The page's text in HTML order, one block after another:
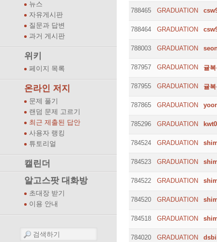
뉴스
자유게시판
질문과 답변
과거 게시판
위키
페이지 목록
온라인 저지
문제 풀기
랜덤 문제 고르기
최근 제출된 답안
사용자 랭킹
튜토리얼
캘린더
알고스팟 대화방
초대장 받기
이용 안내
788465 GRADUATION
788464 GRADUATION
788003 GRADUATION
787957 GRADUATION 귤
787955 GRADUATION 귤
787865 GRADUATION
785296 GRADUATION
784524 GRADUATION
784523 GRADUATION
784522 GRADUATION
784520 GRADUATION
784518 GRADUATION
784020 GRADUATION